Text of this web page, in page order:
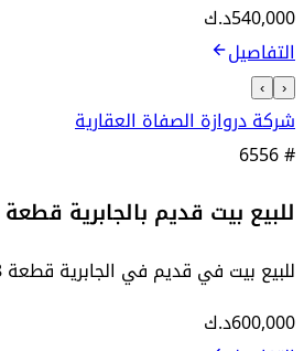
540,000د.ك
التفاصيل
‹
›
شركة دروازة الصفاة العقارية
6556#
للبيع بيت قديم بالجابرية قطعة 8
للبيع بيت في قديم في الجابرية قطعة 8 , مساحته 750 متر ، يقع على شارع واحد ، يتكون من دورين ، السعر 600 ألف , رقم الكود 7680 للتوا...
600,000د.ك